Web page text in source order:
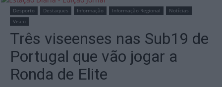
Desporto Destaques Informação Informação Regional
Notícias
Viseu
Três viseenses nas Sub19 de
Portugal que vão jogar a
Ronda de Elite